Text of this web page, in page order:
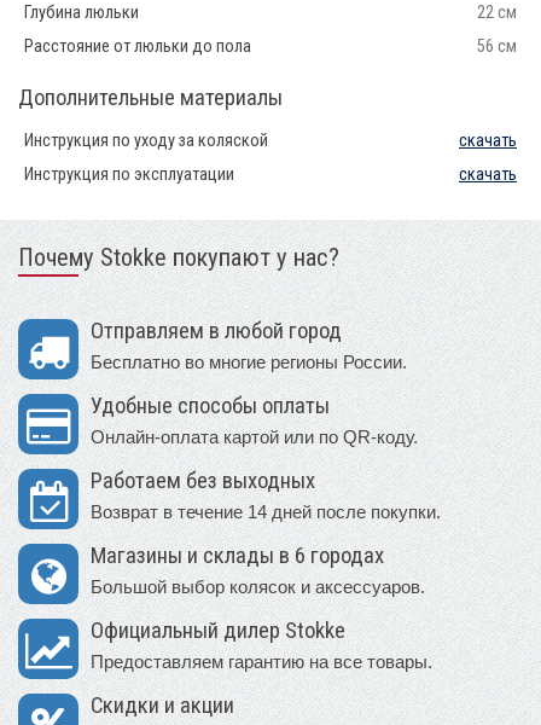
Глубина люльки
22 см
Расстояние от люльки до пола
56 см
Дополнительные материалы
Инструкция по уходу за коляской
скачать
Инструкция по эксплуатации
скачать
Почему Stokke покупают у нас?
Отправляем в любой город
Бесплатно во многие регионы России.
Удобные способы оплаты
Онлайн-оплата картой или по QR-коду.
Работаем без выходных
Возврат в течение 14 дней после покупки.
Магазины и склады в 6 городах
Большой выбор колясок и аксессуаров.
Официальный дилер Stokke
Предоставляем гарантию на все товары.
Скидки и акции